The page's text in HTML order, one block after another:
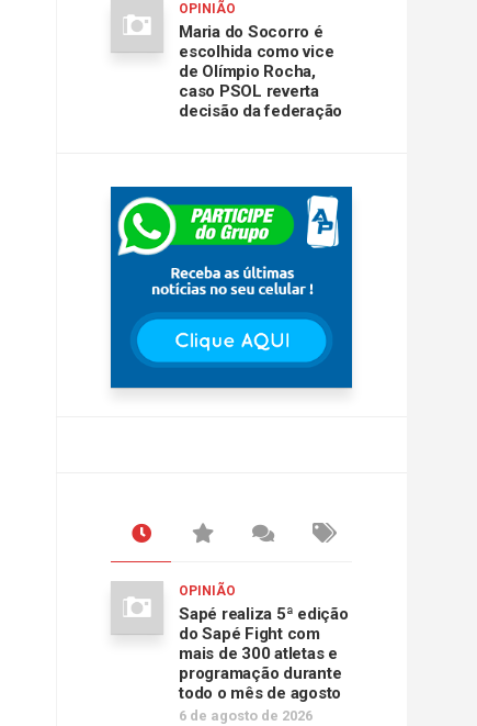
OPINIÃO
Maria do Socorro é
escolhida como vice
de Olímpio Rocha,
caso PSOL reverta
decisão da federação
OPINIÃO
Sapé realiza 5ª edição
do Sapé Fight com
mais de 300 atletas e
programação durante
todo o mês de agosto
6 de agosto de 2026